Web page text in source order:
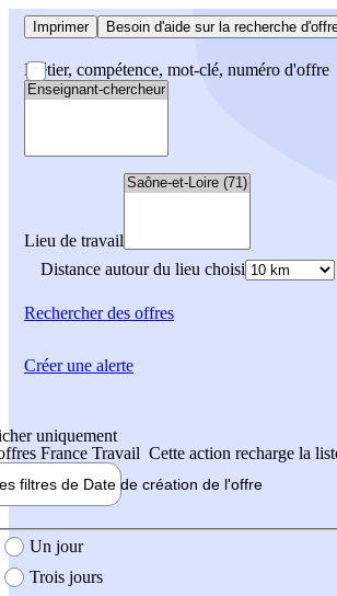
Imprimer Besoin d'aide sur la recherche
Métier, compétence, mot-clé, numéro d'offre
Lieu de travail
Distance autour du lieu choisi
Rechercherdes offres
uniquement
France Travail Cette action recharge la
filtres de Date de création de l'offre
création de l'offre
Un jour
Trois jours
Créer une alerte